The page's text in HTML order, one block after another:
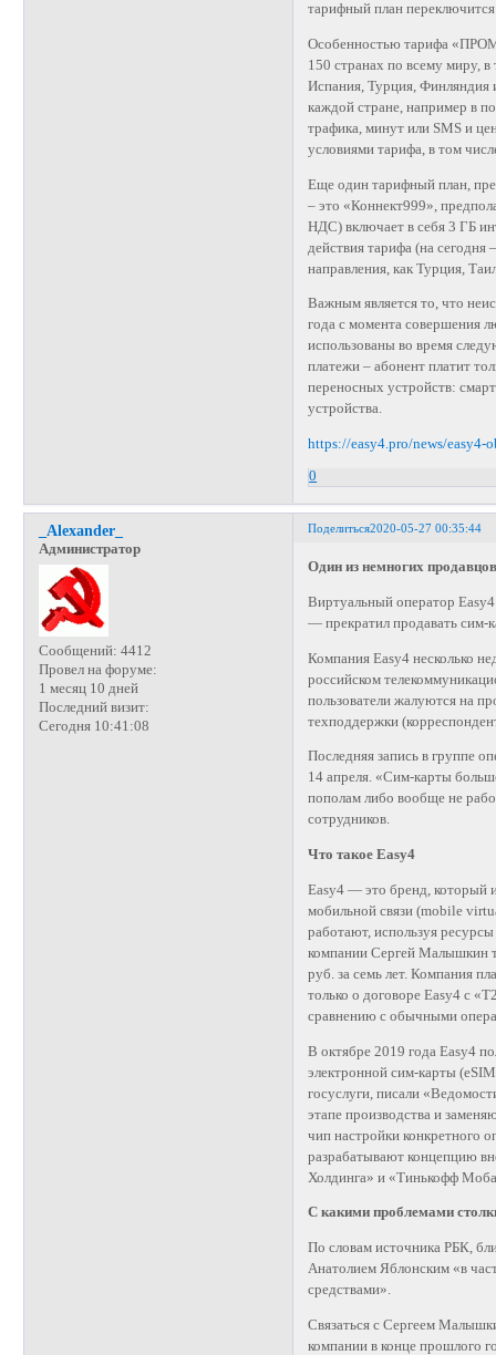
тарифный план
Особенностью тарифа
150 странах по всему миру,
Испания, Турция, Финляндия
каждой стране, например в
трафика, минут или SMS и
условиями тарифа, в том
Еще один тарифный план,
– это «Коннект999»,
НДС) включает в себя 3 ГБ
действия тарифа (на
направления, как Турция,
Важным является то, что
года с момента совершения
использованы во время
платежи – абонент платит
переносных устройств:
устройства.
https://easy4.pro/news/
0
Поделиться2020-05-27 00:35:44
_Alexander_
Администратор
Сообщений: 4412
Провел на форуме:
1 месяц 10 дней
Последний визит:
Сегодня 10:41:08
Один из немногих
Виртуальный оператор
— прекратил продавать сим-
Компания Easy4 несколько
российском
пользователи жалуются на
техподдержки
Последняя запись в группе
14 апреля. «Сим-карты
пополам либо вообще не
сотрудников.
Что такое Easy4
Easy4 — это бренд, который
мобильной связи (mobile
работают, используя
компании Сергей Малышкин
руб. за семь лет. Компания
только о договоре Easy4 с
сравнению с обычными
В октябре 2019 года Easy4
электронной сим-карты
госуслуги, писали
этапе производства и
чип настройки конкретного
разрабатывают концепцию
Холдинга» и «Тинькофф
С какими проблемами
По словам источника РБК,
Анатолием Яблонским «в
средствами».
Связаться с Сергеем
компании в конце прошлого